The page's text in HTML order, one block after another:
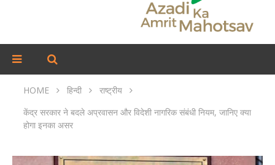
HOME हिन्दी
राष्ट्रीय
केंद्र सरकार ने बदले अप्रवासन और विदेशी नागरिक संबंधी नियम, जानिए क्या
होगा इनका असर